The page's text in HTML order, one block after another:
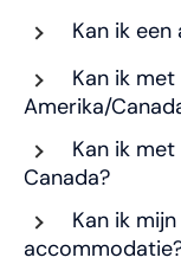
Kan ik een
Kan ik
Amerika/
Kan ik
Canada?
Kan ik